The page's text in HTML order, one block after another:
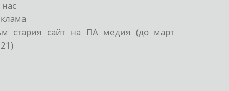
нас
стария сайт на ПА медия (до март